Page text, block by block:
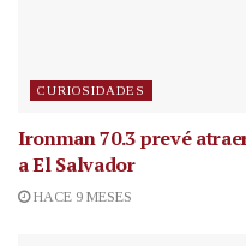
CURIOSIDADES
Ironman 70.3 prevé
a El Salvador
HACE 9 MESES